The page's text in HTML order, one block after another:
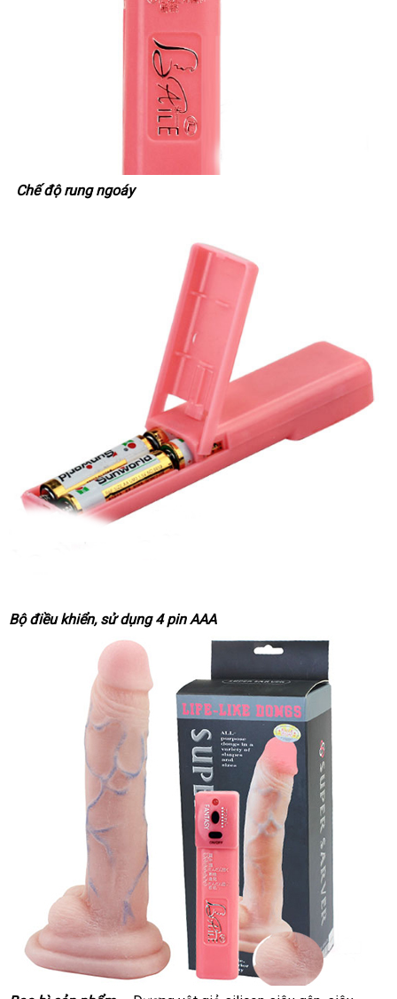
Chế độ rung ngoáy
Bộ điều khiểntiki
, sử dụng 4 pin AAA